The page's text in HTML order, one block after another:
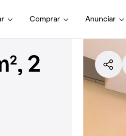
Comprar Anunciar
2